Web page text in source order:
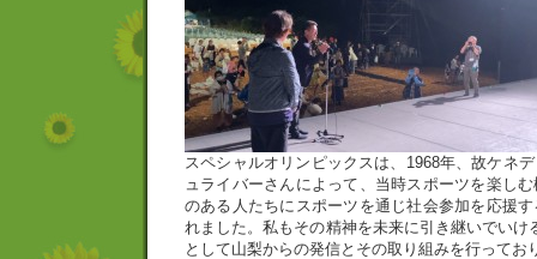
スペシャルオリンピックスは、1968年、故ケネ
ュライバーさんによって、当時スポーツを楽し
のある人たちにスポーツを通じ社会参加を応援
れました。私もその精神を未来に引き継いでいけ
として山梨からの発信とその取り組みを行ってお